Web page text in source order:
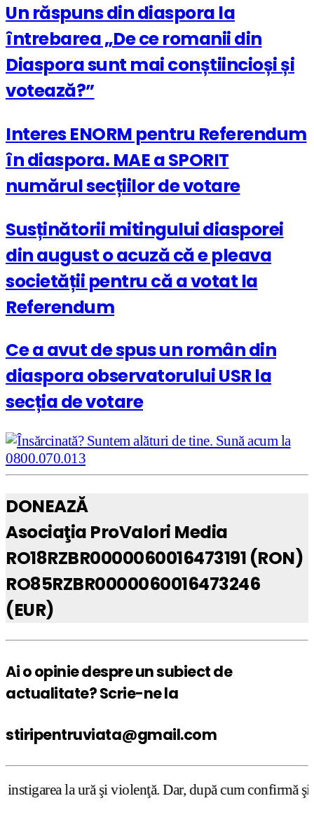
Un răspuns din diaspora la
întrebarea „De ce romanii din
Diaspora sunt mai conștiincioși și
votează?”
Interes ENORM pentru Referendum
în diaspora. MAE a SPORIT
numărul secțiilor de votare
Susținătorii mitingului diasporei
din august o acuză că e pleava
societății pentru că a votat la
Referendum
Ce a avut de spus un român din
diaspora observatorului USR la
secția de votare
DONEAZĂ
Asociaţia ProValori Media
RO18RZBR0000060016473191 (RON)
RO85RZBR0000060016473246
(EUR)
Ai o opinie despre un subiect de
actualitate? Scrie-ne la
stiripentruviata@gmail.com
şi violenţă. Dar, după cum confirmă şi CEDO în